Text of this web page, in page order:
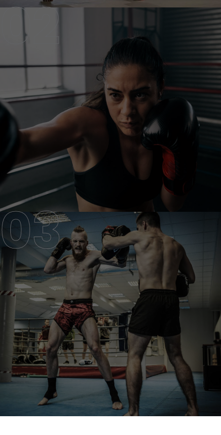
KICKBOXING CLASS
KICKBOXING CLASS
MUAY THAI CLASS
MUAY THAI CLASS